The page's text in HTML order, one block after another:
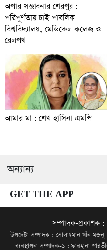
অপার সম্ভাবনার শেরপুর :
পরিপূর্ণতায় চাই পাবলিক
বিশ্ববিদ্যালয়, মেডিকেল কলেজ ও
রেলপথ
আমার মা : শেখ হাসিনা এমপি
অন্যান্য
GET THE APP
সম্পাদক-প্রকাশক
উপদেষ্টা সম্পাদক : সোলায়মান খাঁন মজনু
ব্যবস্থাপনা সম্পাদক-১ : ফারহানা